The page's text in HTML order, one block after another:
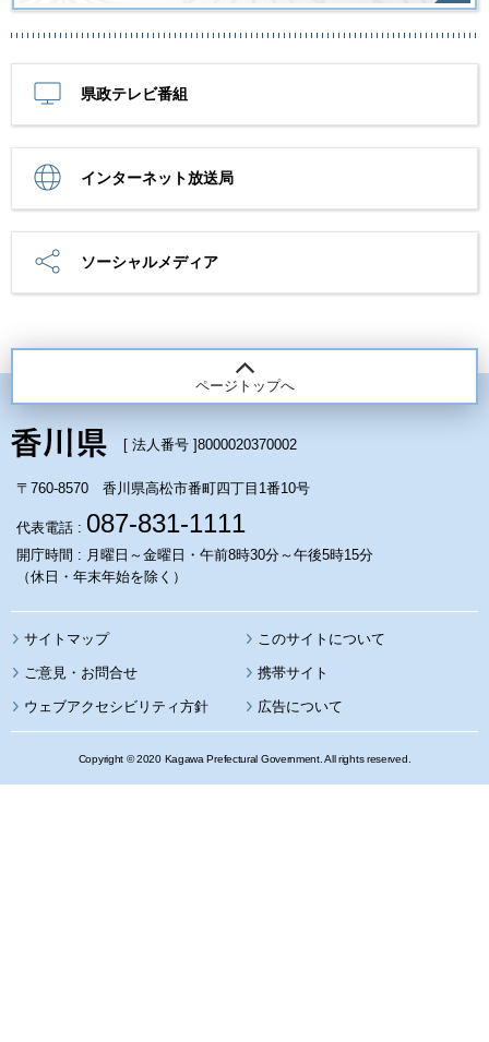
県政テレビ番組
インターネット放送局
ソーシャルメディア
ページトップへ
[ 法人番号 ]8000020370002
〒760-8570 香川県高松市番町四丁目1番10号
代表電話 : 087-831-1111
開庁時間 : 月曜日～金曜日・午前8時30分～午後5時15分
（休日・年末年始を除く）
サイトマップ このサイトについて
携帯サイト
ウェブアクセシビリティ方針 広告について
Copyright © 2020 Kagawa Prefectural Government. All rights reserved.